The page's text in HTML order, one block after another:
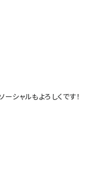
シャルもよろしくです！